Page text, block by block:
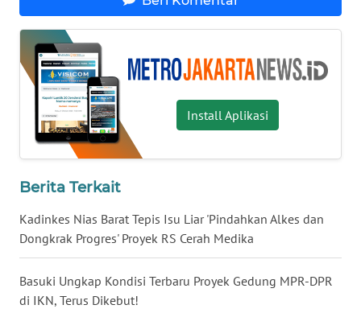
Install Aplikasi
Berita Terkait
Kadinkes Nias Barat Tepis Isu Liar 'Pindahkan Alkes dan
Dongkrak Progres' Proyek RS Cerah Medika
Basuki Ungkap Kondisi Terbaru Proyek Gedung MPR-DPR
di IKN, Terus Dikebut!
KALTARA
WN
KALSEL
WN
WN
SULSEL
WN
GORONTALO